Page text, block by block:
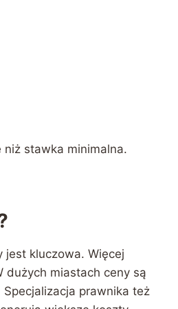
stawka minimalna.
jest kluczowa. Więcej
dużych miastach ceny są
prawnika też